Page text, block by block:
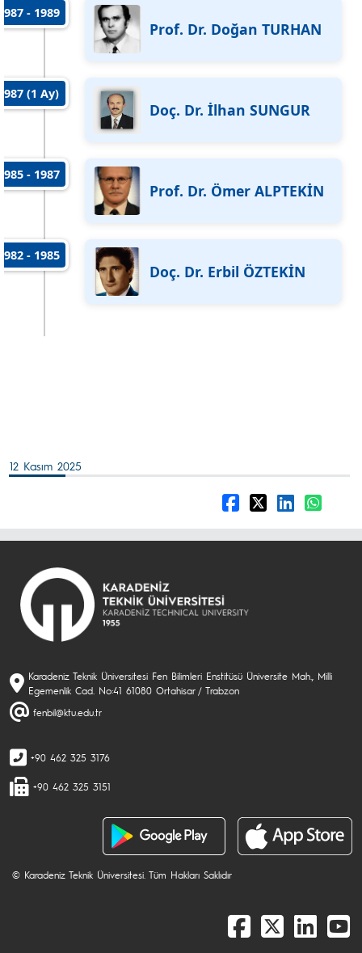
- 1989
Prof. Dr. Doğan TURHAN
(1 Ay)
Doç. Dr. İlhan SUNGUR
- 1987
Prof. Dr. Ömer ALPTEKİN
- 1985
Doç. Dr. Erbil ÖZTEKİN
12 Kasım 2025
Karadeniz Teknik Üniversitesi Fen Bilimleri Enstitüsü Üniversite Mah., Milli
Egemenlik Cad. No:41 61080 Ortahisar / Trabzon
fenbil@ktu.edu.tr
+90 462 325 3176
+90 462 325 3151
© Karadeniz Teknik Üniversitesi. Tüm Hakları Saklıdır